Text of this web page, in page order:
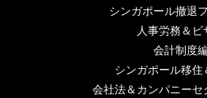
シンガポール撤退
人事労務＆ビ
会計制度
シンガポール移住
会社法＆カンパニーセ